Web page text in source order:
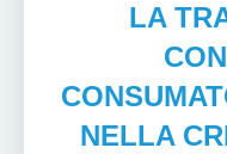
LA
NELLA